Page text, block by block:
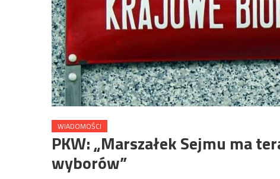
WIADOMOŚCI
PKW: „Marszałek Sejmu ma
wyborów”